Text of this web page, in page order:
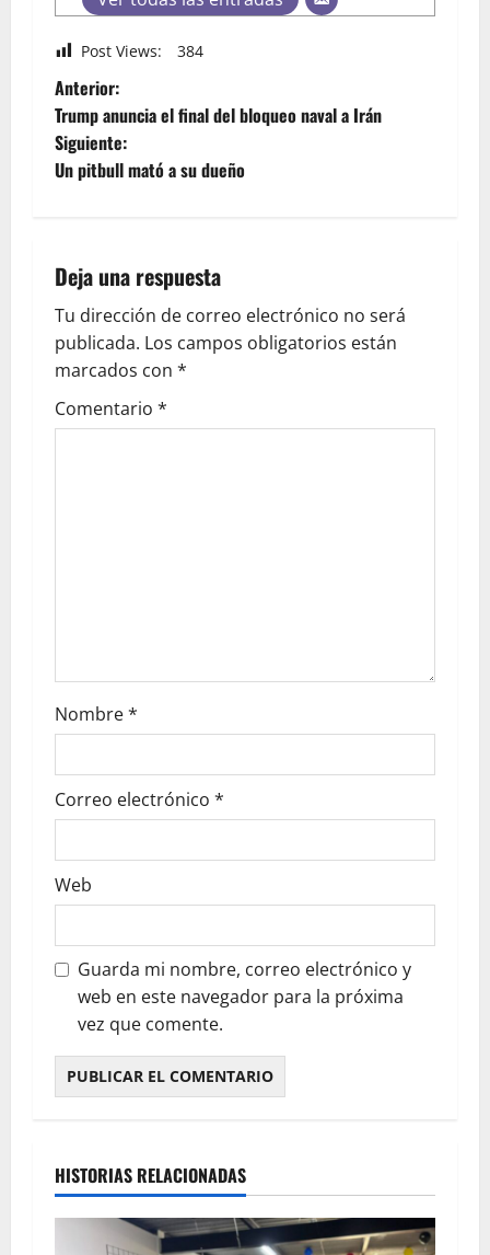
Post Views: 384
Anterior:
Trump anuncia el final del bloqueo naval a Irán
Siguiente:
Un pitbull mató a su dueño
Deja una respuesta
Tu dirección de correo electrónico no será
publicada. Los campos obligatorios están
marcados con *
Comentario *
Nombre*
Correo electrónico *
Web
Guarda mi nombre, correo electrónico y
web en este navegador para la próxima
vez que comente.
HISTORIAS RELACIONADAS